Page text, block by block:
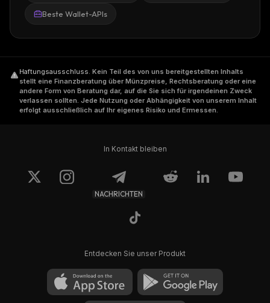
Beste Wallet-APIs
Haftungsausschluss. Kein Teil des von uns bereitgestellten Inhalts
stellt eine Finanzberatung über Münzpreise, Rechtsberatung oder eine
andere Form von Beratung dar, auf die Sie sich für irgendeinen Zweck
verlassen sollten. Jede Nutzung oder Abhängigkeit von unserem Inhalt
erfolgt ausschließlich auf Ihr eigenes Risiko und Ermessen.
In Kontakt bleiben
NACHRICHTEN
Entdecken Sie unser Produkt